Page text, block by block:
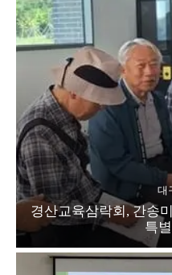
대
경산교육삼락회, 간송
특